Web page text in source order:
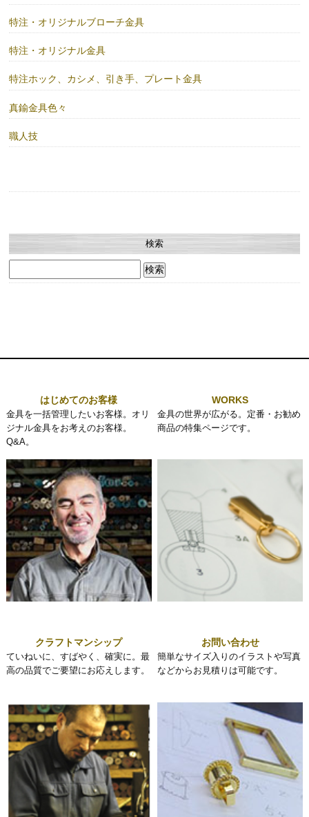
特注・オリジナルブローチ金具
特注・オリジナル金具
特注ホック、カシメ、引き手、プレート金具
真鍮金具色々
職人技
検索
索:
はじめてのお客様
金具を一括管理したいお客様。オリ
ジナル金具をお考えのお客様。
Q&A。
WORKS
金具の世界が広がる。定番・お勧め
商品の特集ページです。
クラフトマンシップ
ていねいに、すばやく、確実に。最
高の品質でご要望にお応えします。
お問い合わせ
簡単なサイズ入りのイラストや写真
などからお見積りは可能です。